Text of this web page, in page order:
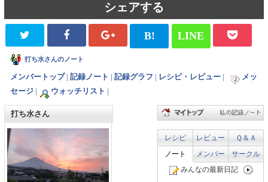
シェアする
B! LINE
打ち水さんのノート
メンバートップ| 記録ノート 記録グラフ レシピ・レビュー
メッ
セージ
ウォッチリスト
打ち水さん
レシピ レビュー
Ｑ＆Ａ
ノート
メンバー
サークル
みんなの最新日記